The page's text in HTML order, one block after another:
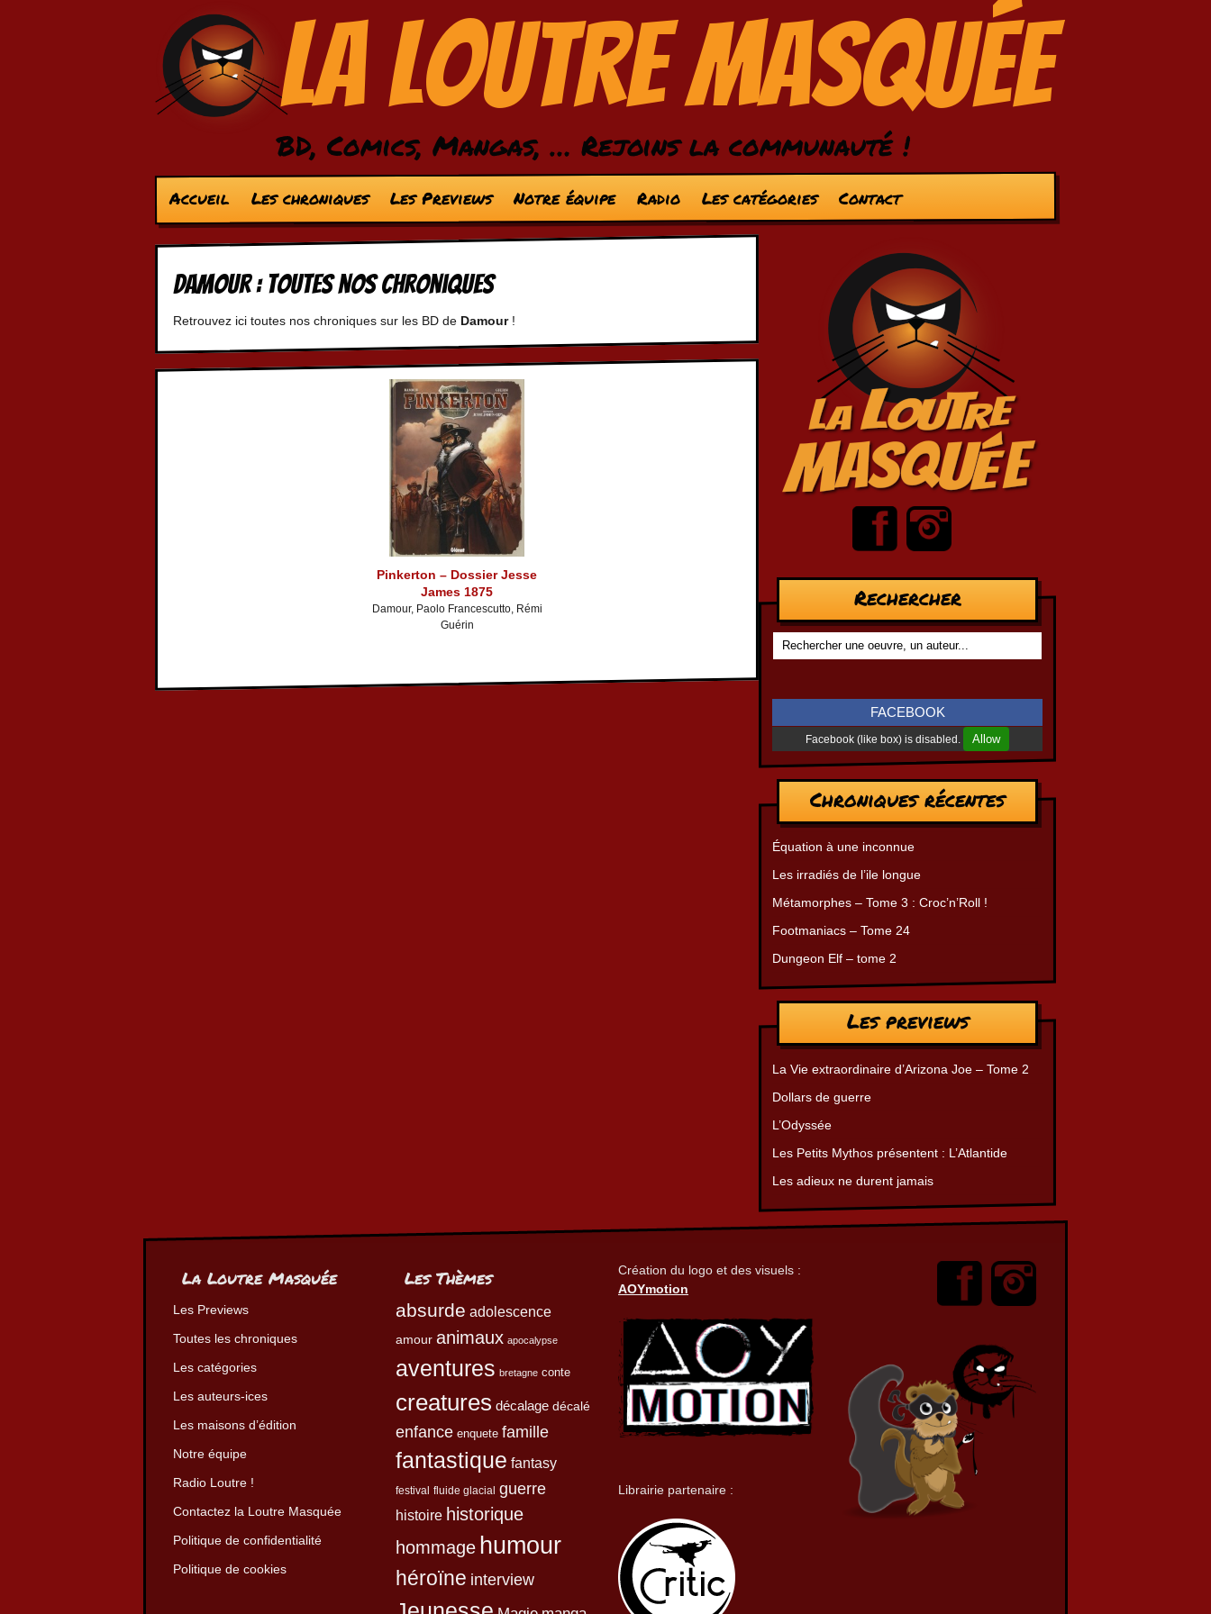
La Loutre Masquée
BD, Comics, Mangas, … Rejoins la communauté !
Accueil Les chroniques Les Previews Notre équipe Radio Les catégories Contact
Damour : Toutes nos chroniques
Retrouvez ici toutes nos chroniques sur les BD de Damour!
Pinkerton – Dossier Jesse
James 1875
Damour, Paolo Francescutto, Rémi
Guérin
Rechercher
FACEBOOK
Facebook (like box) is disabled. Allow
Chroniques récentes
Équation à une inconnue
Les irradiés de l’ile longue
Métamorphes – Tome 3 : Croc’n’Roll !
Footmaniacs – Tome 24
Dungeon Elf – tome 2
Les previews
La Vie extraordinaire d’Arizona Joe – Tome 2
Dollars de guerre
L’Odyssée
Les Petits Mythos présentent : L’Atlantide
Les adieux ne durent jamais
La Loutre Masquée
Les Previews
Toutes les chroniques
Les catégories
Les auteurs-ices
Les maisons d’édition
Notre équipe
Radio Loutre !
Contactez la Loutre Masquée
Politique de confidentialité
Politique de cookies
Les Thèmes
absurde adolescence
amour animaux apocalypse
aventures bretagne conte
creatures décalage décalé
enfance enquete famille
fantastique fantasy
festival fluide glacial guerre
histoire historique
hommage humour
héroïne interview
Création du logo et des visuels :
AOYmotion
Librairie partenaire :